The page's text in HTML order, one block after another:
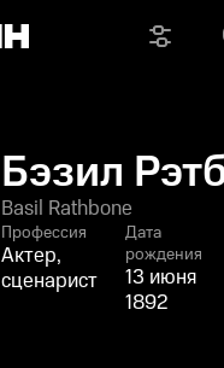
Бэзил
Basil Rathbone
Профессия
Актер,
сценарист
Дата
рождения
13 июня
1892